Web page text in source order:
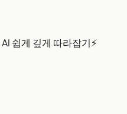
쉽게 깊게 따라잡기⚡